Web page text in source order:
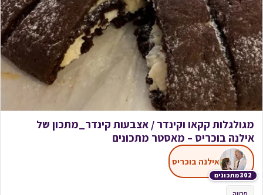
מגולגלות קקאו וקינדר / אצבעות קינדר_מתכון של
אילנה בוכריס – מאסטר מתכונים
302 מתכונים
אילנה בוכריס